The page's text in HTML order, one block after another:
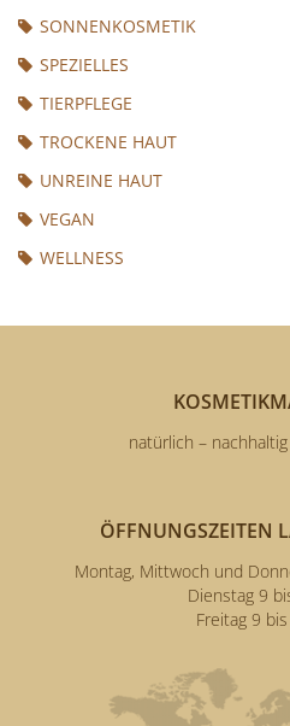
SONNENKOSMETIK
SPEZIELLES
TIERPFLEGE
TROCKENE HAUT
UNREINE HAUT
VEGAN
WELLNESS
natürlich –
ÖFFNUNGSZEITEN
Montag, Mittwoch und
Dienstag 9
Freitag 9